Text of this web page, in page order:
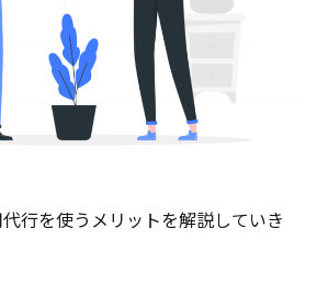
行を使うメリットを解説していき